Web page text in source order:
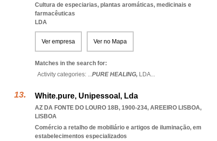
Cultura de especiarias, plantas aromáticas, medicinais e
farmacêuticas
LDA
Ver empresa Ver no Mapa
Matches in the search for:
Activity categories: ...PURE HEALING, LDA...
White.pure, Unipessoal, Lda
AZ DA FONTE DO LOURO 18B, 1900-234, AREEIRO LISBOA,
LISBOA
Comércio a retalho de mobiliário e artigos de iluminação, em
estabelecimentos especializados